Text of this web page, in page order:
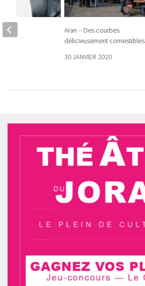
Aran – Des courbes
délicieusement comestibles
30 JANVIER 2020